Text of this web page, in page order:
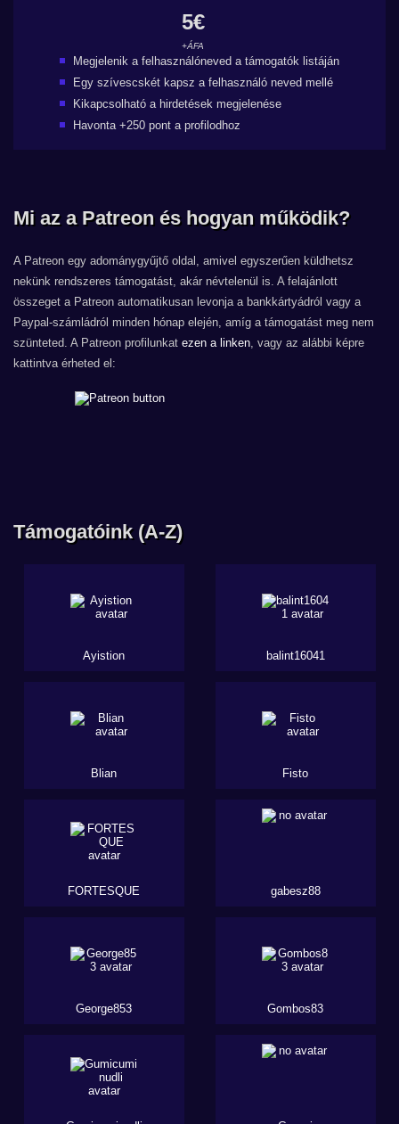
5€
+ÁFA
Megjelenik a felhasználóneved a támogatók listáján
Egy szívescskét kapsz a felhasználó neved mellé
Kikapcsolható a hirdetések megjelenése
Havonta +250 pont a profilodhoz
Mi az a Patreon és hogyan működik?
A Patreon egy adománygyűjtő oldal, amivel egyszerűen küldhetsz
nekünk rendszeres támogatást, akár névtelenül is. A felajánlott
összeget a Patreon automatikusan levonja a bankkártyádról vagy a
Paypal-számládról minden hónap elején, amíg a támogatást meg nem
szünteted. A Patreon profilunkat ezen a linken, vagy az alábbi képre
kattintva érheted el:
Támogatóink (A-Z)
Ayistion balint16041
Blian Fisto
FORTESQUE gabesz88
George853 Gombos83